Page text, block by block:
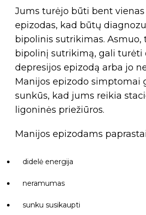
Jums turėjo būti bent
epizodas, kad būtų
bipolinis sutrikimas. Asmuo,
bipolinį sutrikimą, gali turėti
depresijos epizodą arba jo
Manijos epizodo simptomai
sunkūs, kad jums reikia
ligoninės priežiūros.
Manijos epizodams
didelė energija
neramumas
sunku susikaupti